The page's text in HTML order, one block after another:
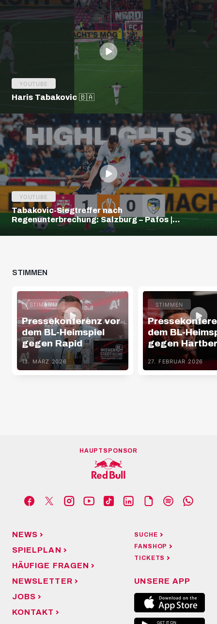
YOUTUBE
Haris Tabakovic 🇧🇦
YOUTUBE
Tabakovic-Siegtreffer nach
Regenunterbrechung: Salzburg – Pafos |
Highlights | Europa League Q3
STIMMEN
STIMMEN
Pressekonferenz vor
dem BL-Heimspiel
gegen Rapid
13. MÄRZ 2026
STIMMEN
dem BL-
gegen
27. FEBRUAR 2026
HAUPTSPONSOR
NEWS
SPIELPLAN
HÄUFIGE FRAGEN
NEWSLETTER
JOBS
KONTAKT
SUCHE
FANSHOP
TICKETS
UNSERE APP